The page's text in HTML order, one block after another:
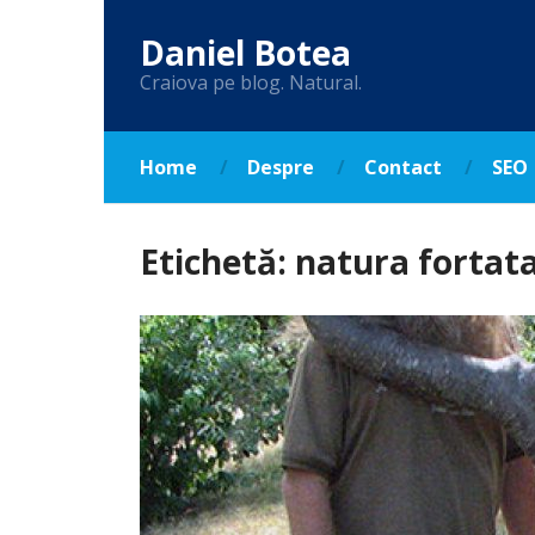
Daniel Botea
Craiova pe blog. Natural.
Home Despre Contact SEO
Etichetă: natura